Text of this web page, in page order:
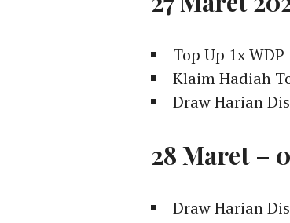
Top Up 1x WDP
Klaim Hadiah
Draw Harian
28 Maret –
Draw Harian